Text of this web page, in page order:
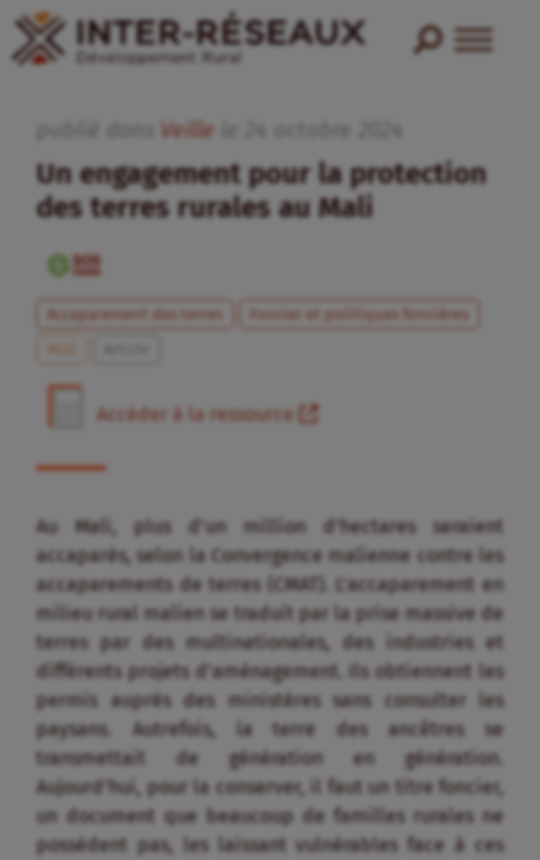
Veille
Un engagement pour la protection
des terres rurales au Mali
Accaparement des terres
Foncier et politiques foncières
Mali
Accéder à la ressource
Au Mali, plus d’un million d’hectares seraient
accaparés, selon la Convergence malienne contre les
accaparements de terres (CMAT). L’accaparement en
milieu rural malien se traduit par la prise massive de
terres par des multinationales, des industries et
différents projets d’aménagement. Ils obtiennent les
permis auprès des ministères sans consulter les
paysans. Autrefois, la terre des ancêtres se
transmettait de génération en génération.
Aujourd’hui, pour la conserver, il faut un titre foncier,
un document que beaucoup de familles rurales ne
possèdent pas, les laissant vulnérables face à ces